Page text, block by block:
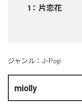
1 ： 片恋花
ジャンル： J-Pop
miolly